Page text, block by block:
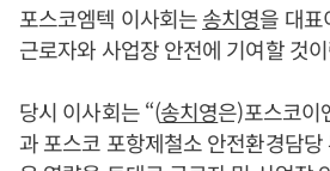
포스코엠텍 이사회는송치영을 대표
근로자와 사업장 안전에 기여할 것
당시 이사회는 “(송치영은)포스코이
과 포스코 포항제철소 안전환경담